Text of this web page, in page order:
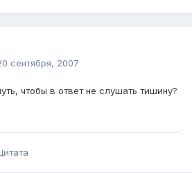
сентября, 2007
чтобы в ответ не слушать тишину?